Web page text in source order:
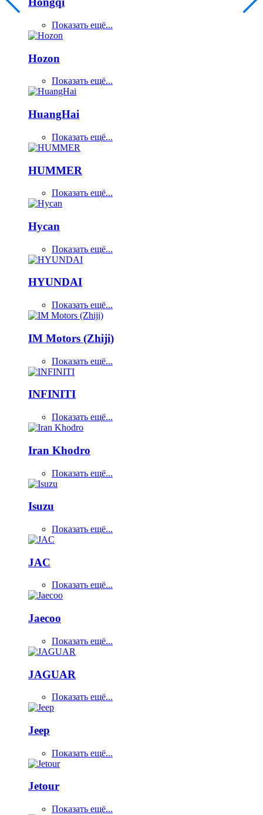
Показать ещё...
Hozon
Показать ещё...
HuangHai
Показать ещё...
HUMMER
Показать ещё...
Hycan
Показать ещё...
HYUNDAI
Показать ещё...
IM Motors (Zhiji)
Показать ещё...
INFINITI
Показать ещё...
Iran Khodro
Показать ещё...
Isuzu
Показать ещё...
JAC
Показать ещё...
Jaecoo
Показать ещё...
JAGUAR
Показать ещё...
Jeep
Показать ещё...
Jetour
Показать ещё...